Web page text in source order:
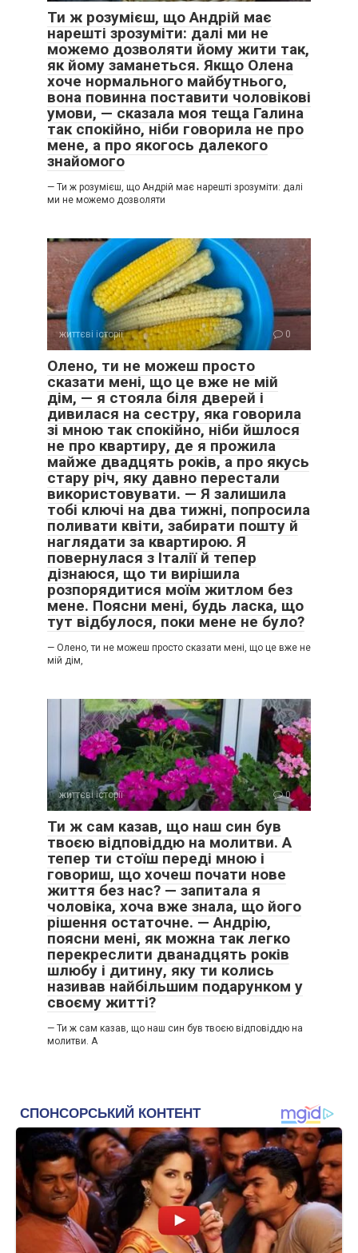
Ти ж розумієш, що Андрій має
нарешті зрозуміти: далі ми не
можемо дозволяти йому жити так,
як йому заманеться. Якщо Олена
хоче нормального майбутнього,
вона повинна поставити чоловікові
умови, — сказала моя теща Галина
так спокійно, ніби говорила не про
мене, а про якогось далекого
знайомого
— Ти ж розумієш, що Андрій має нарешті зрозуміти: далі
ми не можемо дозволяти
життєві історії 0
Олено, ти не можеш просто
сказати мені, що це вже не мій
дім, — я стояла біля дверей і
дивилася на сестру, яка говорила
зі мною так спокійно, ніби йшлося
не про квартиру, де я прожила
майже двадцять років, а про якусь
стару річ, яку давно перестали
використовувати. — Я залишила
тобі ключі на два тижні, попросила
поливати квіти, забирати пошту й
наглядати за квартирою. Я
повернулася з Італії й тепер
дізнаюся, що ти вирішила
розпорядитися моїм житлом без
мене. Поясни мені, будь ласка, що
тут відбулося, поки мене не було?
— Олено, ти не можеш просто сказати мені, що це вже не
мій дім,
життєві історії 0
Ти ж сам казав, що наш син був
твоєю відповіддю на молитви. А
тепер ти стоїш переді мною і
говориш, що хочеш почати нове
життя без нас? — запитала я
чоловіка, хоча вже знала, що його
рішення остаточне. — Андрію,
поясни мені, як можна так легко
перекреслити дванадцять років
шлюбу і дитину, яку ти колись
називав найбільшим подарунком у
своєму житті?
— Ти ж сам казав, що наш син був твоєю відповіддю на
молитви. А